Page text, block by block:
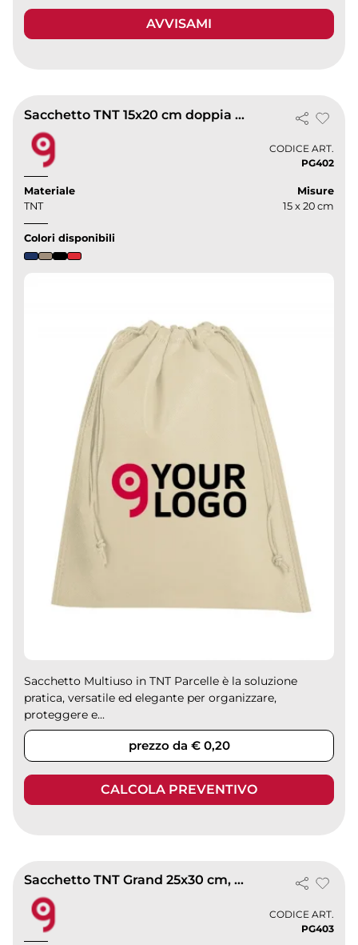
AVVISAMI
Sacchetto TNT 15x20 cm doppia corda termosaldato By Parcelle
CODICE ART.
PG402
Materiale
TNT
Misure
15 x 20 cm
Colori disponibili
Sacchetto Multiuso in TNT Parcelle è la soluzione
pratica, versatile ed elegante per organizzare,
proteggere e...
prezzo da € 0,20
CALCOLA PREVENTIVO
Sacchetto TNT Grand 25x30 cm, doppia corda termosaldato resistente
CODICE ART.
PG403